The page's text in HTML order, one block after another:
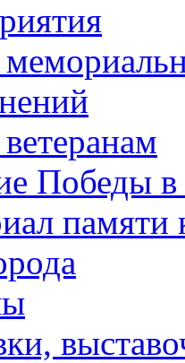
Победы
памяти